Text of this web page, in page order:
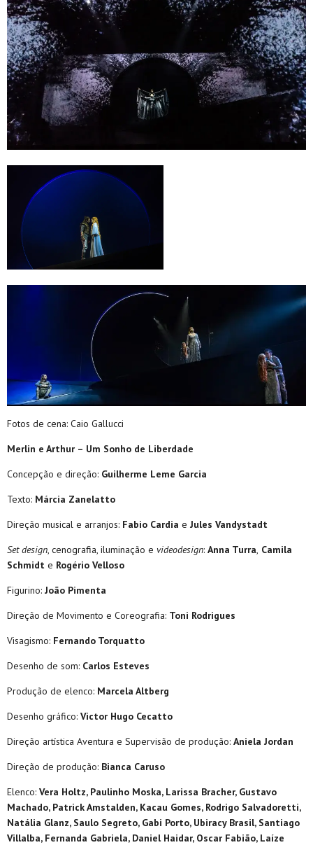
Fotos de cena: Caio Gallucci
Merlin e Arthur – Um Sonho de Liberdade
Concepção e direção: Guilherme Leme Garcia
Texto: Márcia Zanelatto
Direção musical e arranjos: Fabio Cardia e Jules Vandystadt
Set design, cenografia, iluminação e videodesign: Anna Turra, Camila
Schmidt e Rogério Velloso
Figurino: João Pimenta
Direção de Movimento e Coreografia: Toni Rodrigues
Visagismo: Fernando Torquatto
Desenho de som: Carlos Esteves
Produção de elenco: Marcela Altberg
Desenho gráfico: Victor Hugo Cecatto
Direção artística Aventura e Supervisão de produção: Aniela Jordan
Direção de produção: Bianca Caruso
Elenco: Vera Holtz, Paulinho Moska, Larissa Bracher, Gustavo
Machado, Patrick Amstalden, Kacau Gomes, Rodrigo Salvadoretti,
Natália Glanz, Saulo Segreto, Gabi Porto, Ubiracy Brasil, Santiago
Villalba, Fernanda Gabriela, Daniel Haidar, Oscar Fabião, Laíze